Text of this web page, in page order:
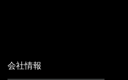
会社情報